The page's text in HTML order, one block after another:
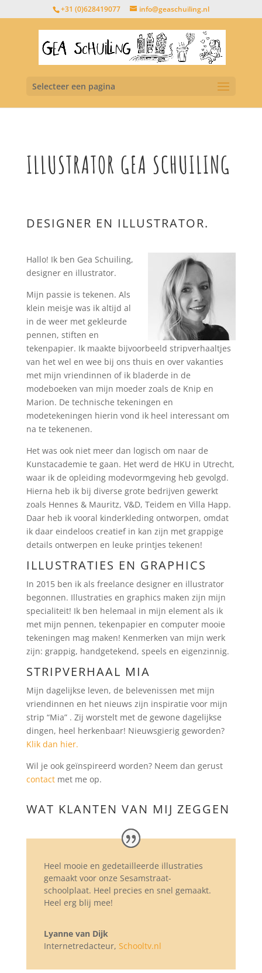
+31 (0)628419077 info@geaschuiling.nl
Selecteer een pagina
ILLUSTRATOR GEA SCHUILING
DESIGNER EN ILLUSTRATOR.
Hallo! Ik ben Gea Schuiling,
designer en illustrator.
Mijn passie is tekenen. Als
klein meisje was ik altijd al
in de weer met gekleurde
pennen, stiften en
tekenpapier. Ik maakte bijvoorbeeld stripverhaaltjes
van het wel en wee bij ons thuis en over vakanties
met mijn vriendinnen of ik bladerde in de
modeboeken van mijn moeder zoals de Knip en
Marion. De technische tekeningen en
modetekeningen hierin vond ik heel interessant om
na te tekenenen.
Het was ook niet meer dan logisch om naar de
Kunstacademie te gaan. Het werd de HKU in Utrecht,
waar ik de opleiding modevormgeving heb gevolgd.
Hierna heb ik bij diverse grote bedrijven gewerkt
zoals Hennes & Mauritz, V&D, Teidem en Villa Happ.
Daar heb ik vooral kinderkleding ontworpen, omdat
ik daar eindeloos creatief in kan zijn met grappige
details ontwerpen en leuke printjes tekenen!
ILLUSTRATIES EN GRAPHICS
In 2015 ben ik als freelance designer en illustrator
begonnen. Illustraties en graphics maken zijn mijn
specialiteit! Ik ben helemaal in mijn element als ik
met mijn pennen, tekenpapier en computer mooie
tekeningen mag maken! Kenmerken van mijn werk
zijn: grappig, handgetekend, speels en eigenzinnig.
STRIPVERHAAL MIA
Mijn dagelijkse leven, de belevenissen met mijn
vriendinnen en het nieuws zijn inspiratie voor mijn
strip “Mia” . Zij worstelt met de gewone dagelijkse
dingen, heel herkenbaar! Nieuwsgierig geworden?
Klik dan hier.
Wil je ook geïnspireerd worden? Neem dan gerust
contactmet me op.
WAT KLANTEN VAN MIJ ZEGGEN
Heel mooie en gedetailleerde illustraties
gemaakt voor onze Sesamstraat-
schoolplaat. Heel precies en snel gemaakt.
Heel erg blij mee!
Lyanne van Dijk
Internetredacteur, Schooltv.nl